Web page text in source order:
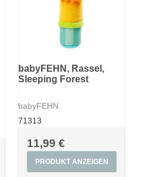
babyFEHN, Rassel,
Sleeping Forest
babyFEHN
71313
11,99 €
PRODUKT ANZEIGEN